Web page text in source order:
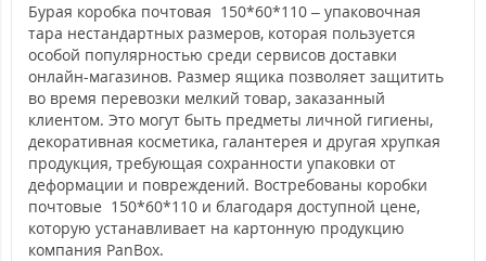
Бурая коробка почтовая 150*60*110 – упаковочная
тара нестандартных размеров, которая пользуется
особой популярностью среди сервисов доставки
онлайн-магазинов. Размер ящика позволяет защитить
во время перевозки мелкий товар, заказанный
клиентом. Это могут быть предметы личной гигиены,
декоративная косметика, галантерея и другая хрупкая
продукция, требующая сохранности упаковки от
деформации и повреждений. Востребованы коробки
почтовые 150*60*110 и благодаря доступной цене,
которую устанавливает на картонную продукцию
компания PanBox.